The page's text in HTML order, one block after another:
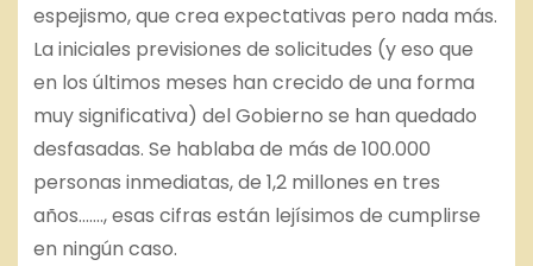
espejismo, que crea expectativas pero nada más.
La iniciales previsiones de solicitudes (y eso que
en los últimos meses han crecido de una forma
muy significativa) del Gobierno se han quedado
desfasadas. Se hablaba de más de 100.000
personas inmediatas, de 1,2 millones en tres
años……., esas cifras están lejísimos de cumplirse
en ningún caso.